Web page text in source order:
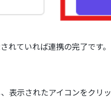
れていれば連携の完了です。
表示されたアイコンをクリ